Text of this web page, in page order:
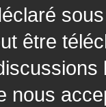
être
nous